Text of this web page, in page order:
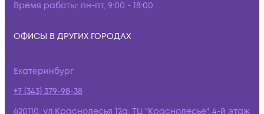
Время работы: пн-пт, 9:00 - 18:00
ОФИСЫ В ДРУГИХ ГОРОДАХ
Екатеринбург
+7 (343) 379-98-38
620110, ул.Краснолесья 12а, ТЦ "Краснолесье", 4-й этаж